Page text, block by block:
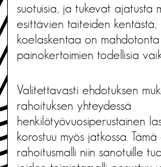
suotuisia, ja tukevat ajatusta
esittävien taiteiden kentästä,
koelaskentaa on
painokertoimien todellisia
Valitettavasti ehdotuksen
rahoituksen yhteydessä
henkilötyövuosiperustainen
korostuu myös jatkossa.
rahoitusmalli niin sanotuille